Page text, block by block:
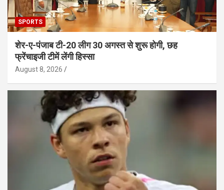
SPORTS
शेर-ए-पंजाब टी-20 लीग 30 अगस्त से शुरू होगी, छह
फ्रेंचाइजी टीमें लेंगी हिस्सा
August 8, 2026